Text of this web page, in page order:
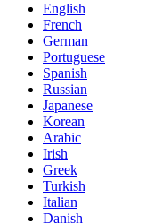
English
French
German
Portuguese
Spanish
Russian
Japanese
Korean
Arabic
Irish
Greek
Turkish
Italian
Danish